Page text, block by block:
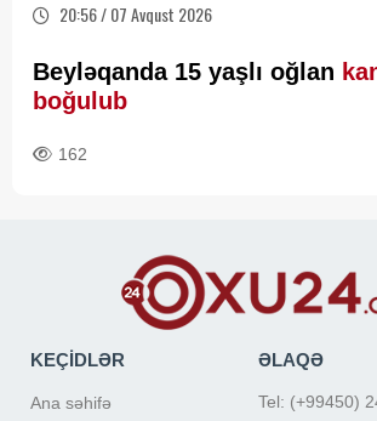
20:56 / 07 Avqust 2026
Beyləqanda 15 yaşlı oğlan
boğulub
162
KEÇİDLƏR
Ana səhifə
ƏLAQƏ
Tel: (+99450)